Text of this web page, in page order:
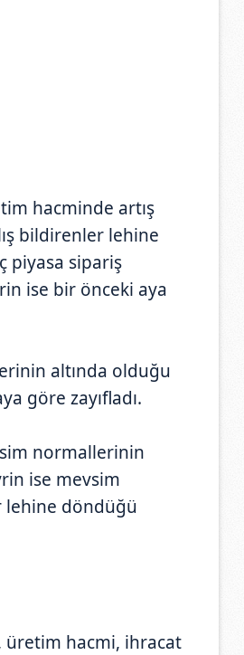
hacminde artış
bildirenler lehine
piyasa sipariş
ise bir önceki aya
altında olduğu
göre zayıfladı.
normallerinin
ise mevsim
döndüğü
üretim hacmi, ihracat